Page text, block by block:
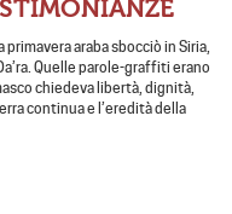
araba sbocciò in Siria,
Quelle parole-graffiti erano
chiedeva libertà, dignità,
continua e l’eredità della